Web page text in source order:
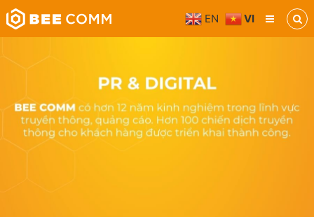
Skip
to
content
Bee
Comm
thông
tiện
EN VI